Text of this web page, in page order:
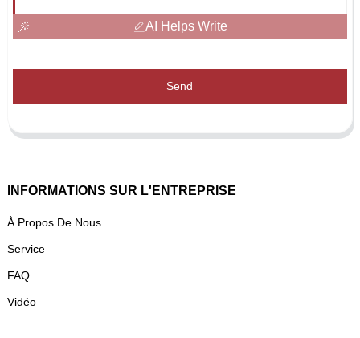
AI Helps Write
Send
INFORMATIONS SUR L'ENTREPRISE
À Propos De Nous
Service
FAQ
Vidéo